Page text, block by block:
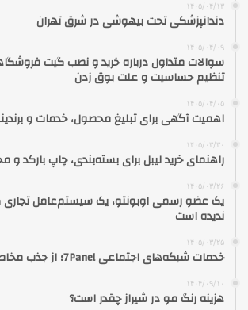
۱۴۰۵/۰۴/۱۳
دندانپزشکی تحت بیهوشی در شرق تهران
۱۴۰۵/۰۴/۰۹
سوالات متداول درباره خرید و نصب گیت
تنظیم حساسیت و علت بوق زدن
۱۴۰۵/۰۴/۰۵
اهمیت آگهی برای تبلیغ محصول، خدمات و
۱۴۰۵/۰۳/۳۰
راهنمای خرید لیبل برای بسته‌بندی، چاپ بارکد
۱۴۰۵/۰۳/۲۶
یک عضو رسمی اوبونتو، یک سیستم‌عامل
ندیده است
۱۴۰۵/۰۳/۲۵
خدمات شبکه‌های اجتماعی 7Panel؛ از جذب مخاطب تا افزایش درآمد
۱۴۰۴/۰۹/۱۰
هزینه رنگ مو در شیراز چقدر است؟